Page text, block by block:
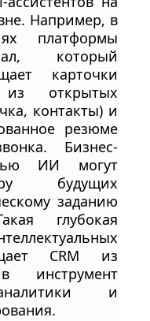
Например, в
платформы
который
карточки
открытых
контакты) и
резюме
Бизнес-
ИИ могут
будущих
заданию
глубокая
CRM из
инструмент
и